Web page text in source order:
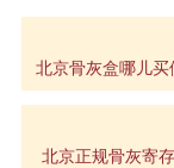
北京正规骨灰寄